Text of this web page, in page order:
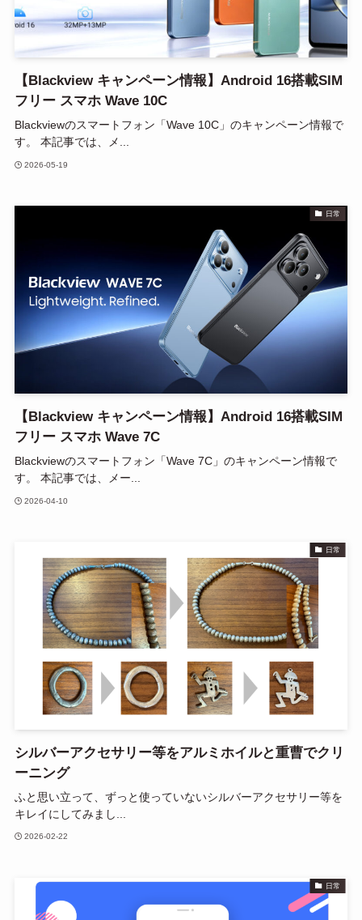
【Blackview キャンペーン情報】Android 16搭載SIM
フリー スマホ Wave 10C
Blackviewのスマートフォン「Wave 10C」のキャンペーン情報で
す。 本記事では、メ...
2026-05-19
日常
【Blackview キャンペーン情報】Android 16搭載SIM
フリー スマホ Wave 7C
Blackviewのスマートフォン「Wave 7C」のキャンペーン情報で
す。 本記事では、メー...
2026-04-10
日常
シルバーアクセサリー等をアルミホイルと重曹でクリ
ーニング
ふと思い立って、ずっと使っていないシルバーアクセサリー等を
キレイにしてみまし...
2026-02-22
日常